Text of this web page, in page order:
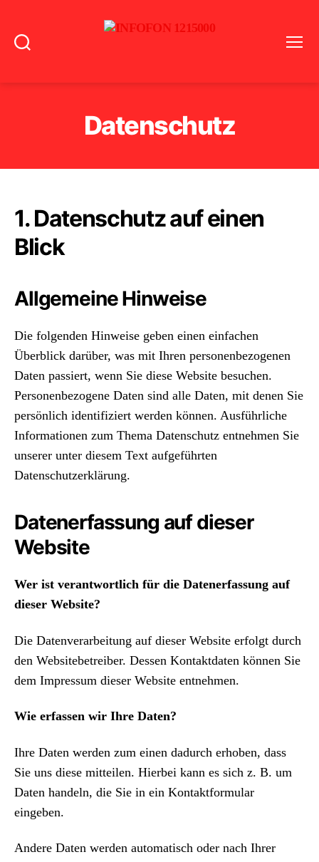
1215000
Datenschutz
1. Datenschutz auf einen
Blick
Allgemeine Hinweise
Die folgenden Hinweise geben einen einfachen
Überblick darüber, was mit Ihren personenbezogenen
Daten passiert, wenn Sie diese Website besuchen.
Personenbezogene Daten sind alle Daten, mit denen Sie
persönlich identifiziert werden können. Ausführliche
Informationen zum Thema Datenschutz entnehmen Sie
unserer unter diesem Text aufgeführten
Datenschutzerklärung.
Datenerfassung auf dieser
Website
Wer ist verantwortlich für die Datenerfassung auf
dieser Website?
Die Datenverarbeitung auf dieser Website erfolgt durch
den Websitebetreiber. Dessen Kontaktdaten können Sie
dem Impressum dieser Website entnehmen.
Wie erfassen wir Ihre Daten?
Ihre Daten werden zum einen dadurch erhoben, dass
Sie uns diese mitteilen. Hierbei kann es sich z. B. um
Daten handeln, die Sie in ein Kontaktformular
eingeben.
Andere Daten werden automatisch oder nach Ihrer